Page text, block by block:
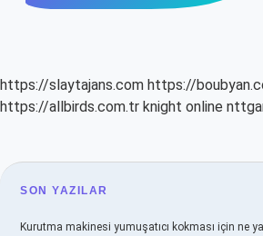
https://slaytajans.com https://
https://allbirds.com.tr knight online
SIDEBAR
SON YAZILAR
Kurutma makinesi yumuşatıcı kokması için ne